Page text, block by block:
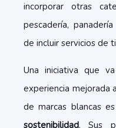
incorporar otras
pescadería,
de incluir servicios de
Una iniciativa que
experiencia mejorada
de marcas blancas
sostenibilidad. Sus